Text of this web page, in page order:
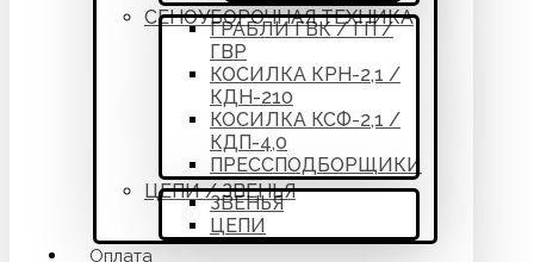
СЕНОУБОРОЧНАЯ ТЕХНИКА
ГРАБЛИ ГВК / ГП /
ГВР
КОСИЛКА КРН-2,1 /
КДН-210
КОСИЛКА КСФ-2,1 /
КДП-4,0
ПРЕССПОДБОРЩИКИ
ЦЕПИ / ЗВЕНЬЯ
ЗВЕНЬЯ
ЦЕПИ
Оплата